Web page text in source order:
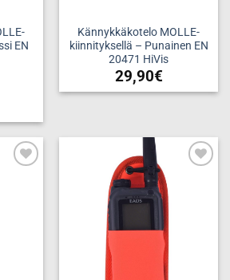
EN
Kännykkäkotelo MOLLE-
kiinnityksellä – Punainen EN
20471 HiVis
29,90€